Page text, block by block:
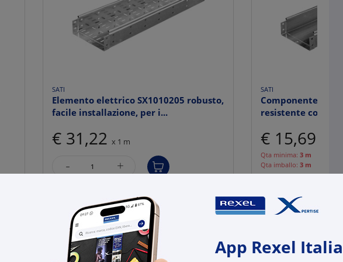
App Rexel Italia
SATI
Elemento elettrico SX1010205 robusto,
facile installazione, per i...
€ 31,22x 1 m
- +
disponibili in +10gg lav.
su Logistico Brescia
Cod. Rexel:
SX1010205
Cod. Produttore:
1010205
SATI
Componente
resistente con
€ 15,69
Qta minima:3 m
Qta imballo:3 m
(m)